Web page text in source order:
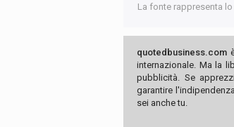
La fonte rappresenta
quotedbusiness.com
internazionale. Ma la
pubblicità. Se
garantire
sei anche tu.